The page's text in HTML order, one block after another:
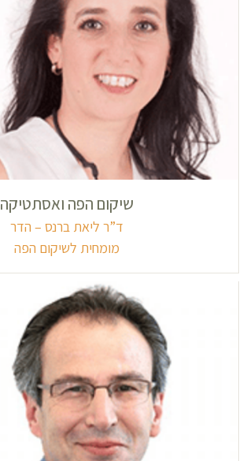
שיקום הפה ואסתטיקה
ד”ר ליאת ברנס – הדר
מומחית לשיקום הפה